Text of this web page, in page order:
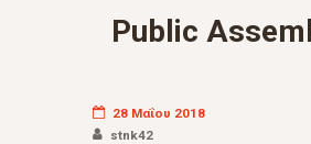
Public
28 Μαΐου 2018
stnk42